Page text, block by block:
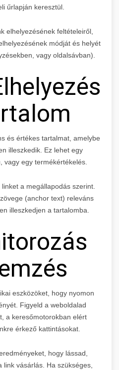
űrlapján keresztül.
elhelyezésének feltételeiről,
módját és helyét
vagy oldalsávban).
és értékes tartalmat, amelybe
illeszkedik. Ez lehet egy
vagy egy termékértékelés.
a megállapodás szerint.
(anchor text) releváns
illeszkedjen a tartalomba.
eszközöket, hogy nyomon
Figyeld a weboldalad
a keresőmotorokban elért
érkező kattintásokat.
hogy lássad,
vásárlás. Ha szükséges,